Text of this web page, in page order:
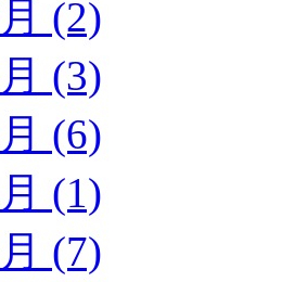
(2)
(3)
(6)
(1)
(7)